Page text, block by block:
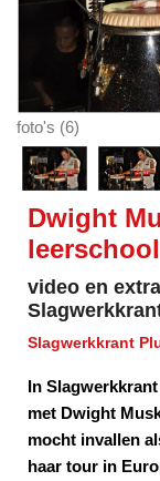
foto's (6)
Dwight
leerschool
video en
Slagwerkkrant
In
met Dwight
mocht invallen
haar tour in